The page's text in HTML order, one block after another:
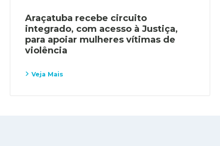
Araçatuba recebe circuito
integrado, com acesso à Justiça,
para apoiar mulheres vítimas de
violência
Veja Mais